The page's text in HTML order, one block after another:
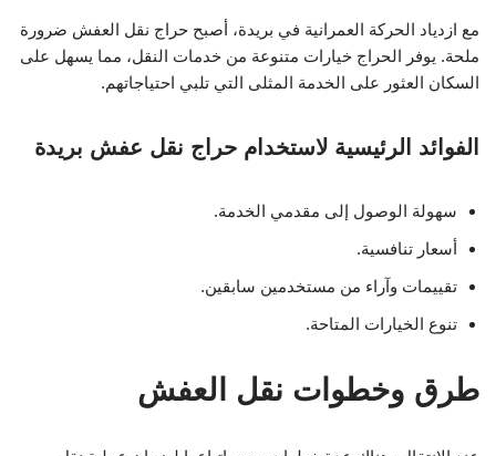
مع ازدياد الحركة العمرانية في بريدة، أصبح حراج نقل العفش ضرورة
ملحة. يوفر الحراج خيارات متنوعة من خدمات النقل، مما يسهل على
السكان العثور على الخدمة المثلى التي تلبي احتياجاتهم.
الفوائد الرئيسية لاستخدام حراج نقل عفش بريدة
سهولة الوصول إلى مقدمي الخدمة.
أسعار تنافسية.
تقييمات وآراء من مستخدمين سابقين.
تنوع الخيارات المتاحة.
طرق وخطوات نقل العفش